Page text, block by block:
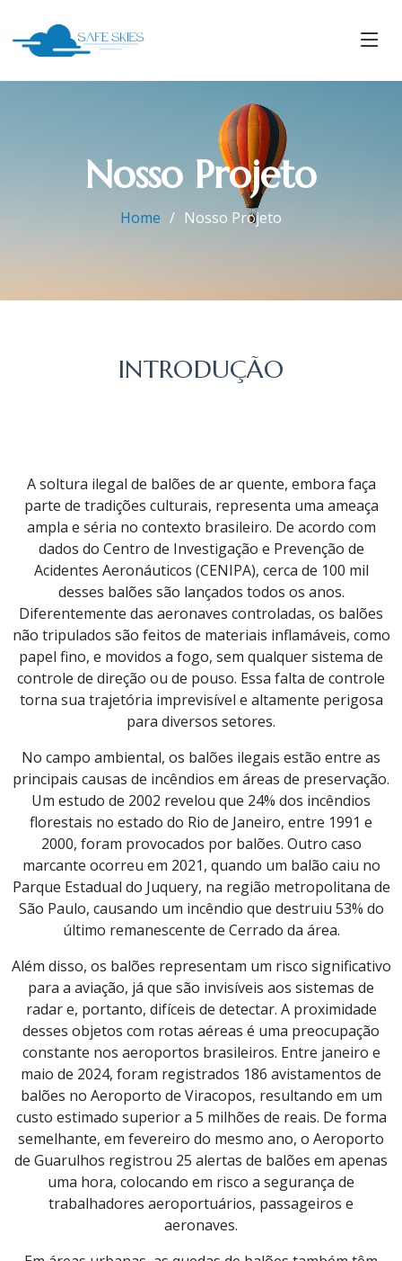
Nosso Projeto
Home Nosso Projeto
INTRODUÇÃO
A soltura ilegal de balões de ar quente, embora faça
parte de tradições culturais, representa uma ameaça
ampla e séria no contexto brasileiro. De acordo com
dados do Centro de Investigação e Prevenção de
Acidentes Aeronáuticos (CENIPA), cerca de 100 mil
desses balões são lançados todos os anos.
Diferentemente das aeronaves controladas, os balões
não tripulados são feitos de materiais inflamáveis, como
papel fino, e movidos a fogo, sem qualquer sistema de
controle de direção ou de pouso. Essa falta de controle
torna sua trajetória imprevisível e altamente perigosa
para diversos setores.
No campo ambiental, os balões ilegais estão entre as
principais causas de incêndios em áreas de preservação.
Um estudo de 2002 revelou que 24% dos incêndios
florestais no estado do Rio de Janeiro, entre 1991 e
2000, foram provocados por balões. Outro caso
marcante ocorreu em 2021, quando um balão caiu no
Parque Estadual do Juquery, na região metropolitana de
São Paulo, causando um incêndio que destruiu 53% do
último remanescente de Cerrado da área.
Além disso, os balões representam um risco significativo
para a aviação, já que são invisíveis aos sistemas de
radar e, portanto, difíceis de detectar. A proximidade
desses objetos com rotas aéreas é uma preocupação
constante nos aeroportos brasileiros. Entre janeiro e
maio de 2024, foram registrados 186 avistamentos de
balões no Aeroporto de Viracopos, resultando em um
custo estimado superior a 5 milhões de reais. De forma
semelhante, em fevereiro do mesmo ano, o Aeroporto
de Guarulhos registrou 25 alertas de balões em apenas
uma hora, colocando em risco a segurança de
trabalhadores aeroportuários, passageiros e
aeronaves.